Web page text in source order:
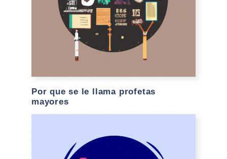
Por que se le llama profetas
mayores